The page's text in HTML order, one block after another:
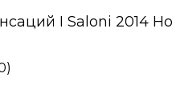
I Saloni 2014